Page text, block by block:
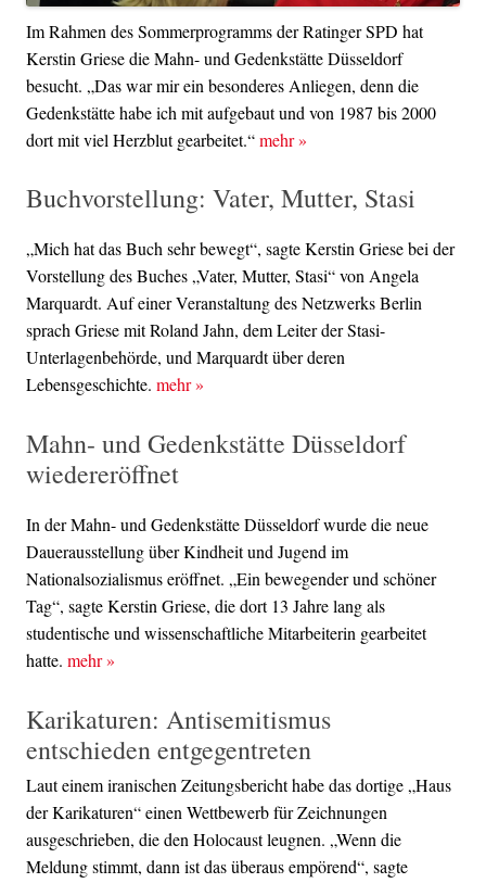
Im Rahmen des Sommerprogramms der ‪‎Ratinger SPD hat
Kerstin Griese die Mahn- und Gedenkstätte Düsseldorf
besucht. „Das war mir ein besonderes Anliegen, denn die
Gedenkstätte habe ich mit aufgebaut und von 1987 bis 2000
dort mit viel Herzblut gearbeitet.“mehr»
Buchvorstellung: Vater, Mutter, Stasi
„Mich hat das Buch sehr bewegt“, sagte Kerstin Griese bei der
Vorstellung des Buches „Vater, Mutter, Stasi“ von Angela
Marquardt. Auf einer Veranstaltung des Netzwerks Berlin
sprach Griese mit Roland Jahn, dem Leiter der Stasi-
Unterlagenbehörde, und Marquardt über deren
Lebensgeschichte. mehr»
Mahn- und Gedenkstätte Düsseldorf
wiedereröffnet
In der Mahn- und Gedenkstätte Düsseldorf wurde die neue
Dauerausstellung über Kindheit und Jugend im
Nationalsozialismus eröffnet. „Ein bewegender und schöner
Tag“, sagte Kerstin Griese, die dort 13 Jahre lang als
studentische und wissenschaftliche Mitarbeiterin gearbeitet
hatte. mehr»
Karikaturen: Antisemitismus
entschieden entgegentreten
Laut einem iranischen Zeitungsbericht habe das dortige „Haus
der Karikaturen“ einen Wettbewerb für Zeichnungen
ausgeschrieben, die den Holocaust leugnen. „Wenn die
Meldung stimmt, dann ist das überaus empörend“, sagte